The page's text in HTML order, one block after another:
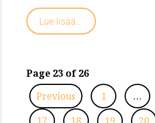
Lue lisää...
Page 23 of 26
Previous
1 …